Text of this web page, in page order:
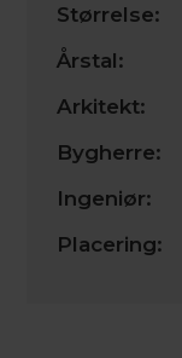
Størrelse:
Årstal:
Arkitekt:
Bygherre:
Ingeniør:
Placering: